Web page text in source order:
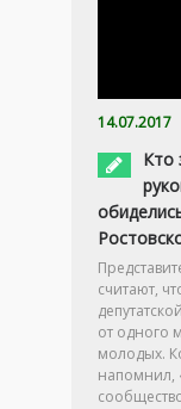
14.07.2017
Кто
считают,
от одного
молодых.
напомнил,